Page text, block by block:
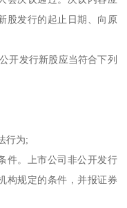
股发行的起止日期、向原
开发行新股应当符合下列
行为;
件。上市公司非公开发行
构规定的条件，并报证券